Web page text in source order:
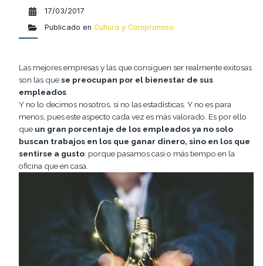
17/03/2017
Publicado en Cultura y Compromiso
Las mejores empresas y las que consiguen ser realmente exitosas
son las quese preocupan por el bienestar de sus
empleados
Y no lo decimos nosotros, si no las estadísticas. Y no es para
menos, pues este aspecto cada vez es más valorado. Es por ello
que un gran porcentaje de los empleados ya no solo
buscan trabajos en los que ganar dinero, sino en los que
sentirse a gusto: porque pasamos casi o más tiempo en la
oficina que en casa.